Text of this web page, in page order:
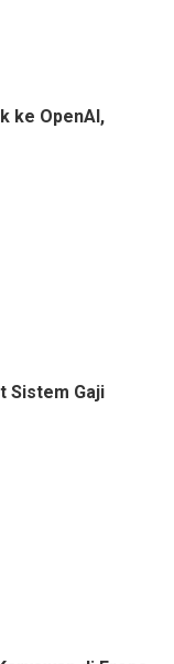
ke OpenAI,
Sistem Gaji